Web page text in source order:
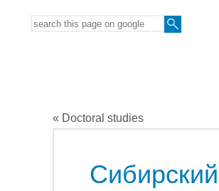
« Doctoral studies